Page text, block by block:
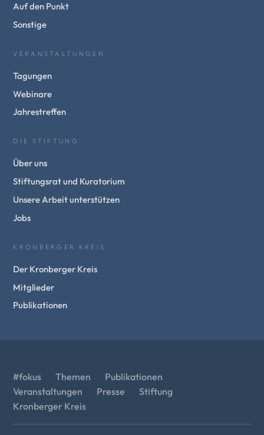
Auf den Punkt
Sonstige
VERANSTALTUNGEN
Tagungen
Webinare
Jahrestreffen
DIE STIFTUNG
Über uns
Stiftungsrat und Kuratorium
Unsere Arbeit unterstützen
Jobs
KRONBERGER KREIS
Der Kronberger Kreis
Mitglieder
Publikationen
#fokus Themen
Publikationen
Veranstaltungen
Presse
Stiftung
Kronberger Kreis